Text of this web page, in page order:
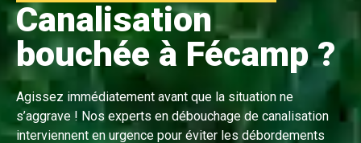
Canalisation
bouchée à Fécamp ?
Agissez immédiatement avant que la situation ne
s’aggrave ! Nos experts en débouchage de canalisation
interviennent en urgence pour éviter les débordements